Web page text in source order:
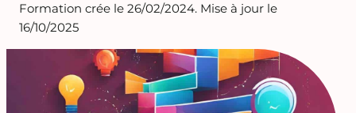
Formation crée le 26/02/2024. Mise à jour le
16/10/2025